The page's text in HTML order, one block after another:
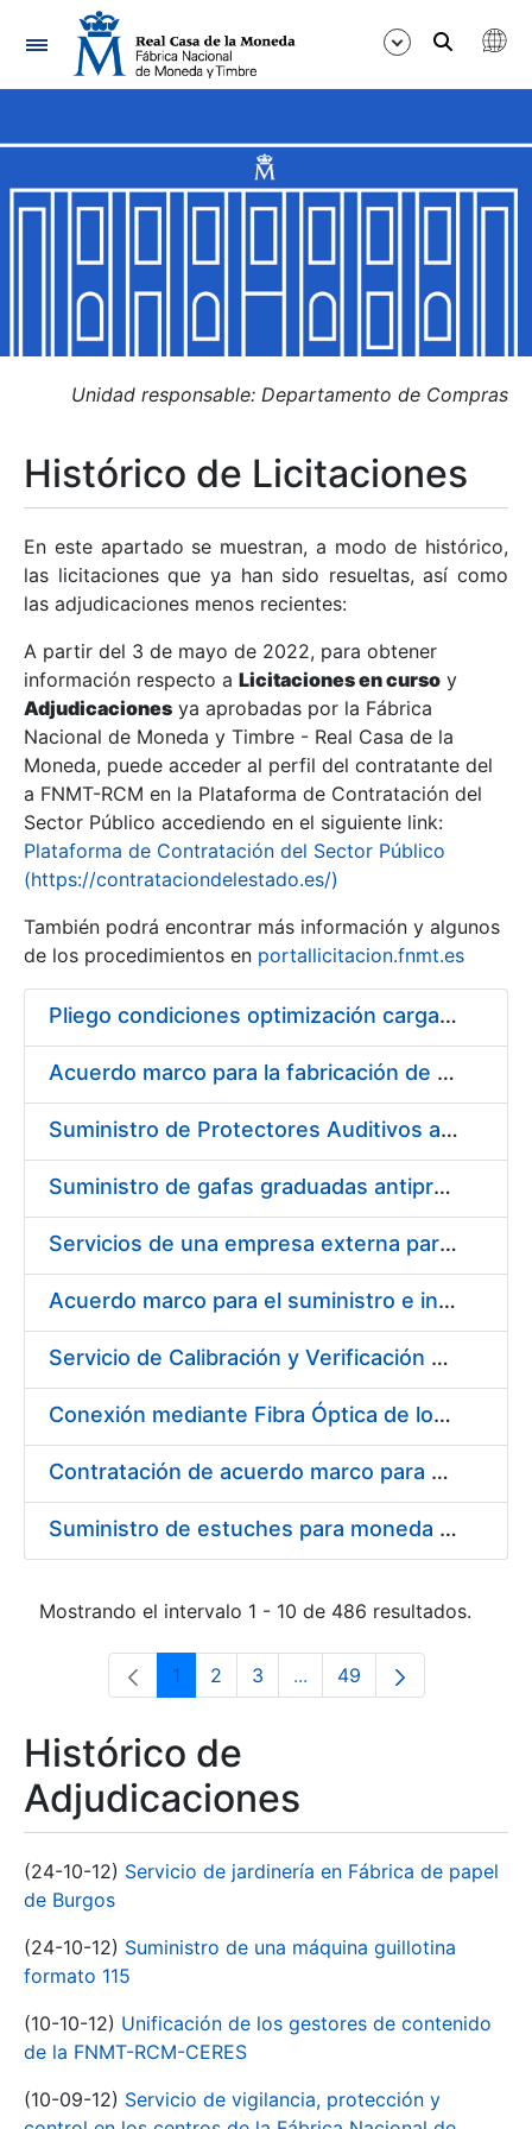
Navegación
Mostrar/Ocultar
Mostrar/Ocultar
Mostrar/Ocultar
Mostrar/Ocultar
Mostrar/Ocultar
Mostrar/Ocultar
Unidad responsable: Departamento de Compras
Histórico de Licitaciones
En este apartado se muestran, a modo de histórico,
las licitaciones que ya han sido resueltas, así como
las adjudicaciones menos recientes:
A partir del 3 de mayo de 2022, para obtener
información respecto a Licitaciones en curso y
Adjudicaciones ya aprobadas por la Fábrica
Nacional de Moneda y Timbre - Real Casa de la
Moneda, puede acceder al perfil del contratante del
a FNMT-RCM en la Plataforma de Contratación del
Sector Público accediendo en el siguiente link:
Plataforma de Contratación del Sector Público
(https://contrataciondelestado.es/)
También podrá encontrar más información y algunos
de los procedimientos en portallicitacion.fnmt.es
Pliego condiciones optimización cargas compras firmado
Acuerdo marco para la fabricación de piezas
Suministro de Protectores Auditivos a medida para las personas trabajadoras de los Centros de Trabajo de Madrid y Burgos
Suministro de gafas graduadas antiproyecciones para los trabajadores de la FNMT-RCM en los centros de trabajo de Madrid y Burgos
Servicios de una empresa externa para el asesoramiento y resolución de los recursos de alzada que se presentan relacionados con procesos de selección para la FNMT-RCM
Acuerdo marco para el suministro e instalación de persianas, estores y otros complementos
Servicio de Calibración y Verificación Externa de los Equipos de Medición del Servicio de Prevención de la FNMT-RCM
Conexión mediante Fibra Óptica de los Centros de Proceso de Datos (CPDs) de las sedes de la FNMT-RCM de Burgos y Madrid
Contratación de acuerdo marco para el Suministro de Material de Electricidad para la Fábrica Nacional de Moneda y Timbre-Real Casa de la Moneda en su centro de trabajo de Burgos
Suministro de estuches para moneda de 30 €
Mostrando el intervalo 1 - 10 de 486 resultados.
Página
1 Página
2 Página
3 ...Páginas intermedias Use
Página
49
Histórico de
Adjudicaciones
(24-10-12) Servicio de jardinería en Fábrica de papel
de Burgos
(24-10-12) Suministro de una máquina guillotina
formato 115
(10-10-12) Unificación de los gestores de contenido
de la FNMT-RCM-CERES
(10-09-12) Servicio de vigilancia, protección y